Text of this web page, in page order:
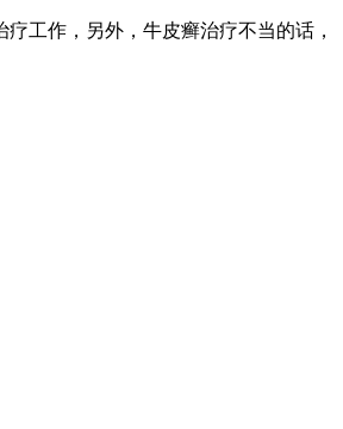
工作，另外，牛皮癣治疗不当的话，